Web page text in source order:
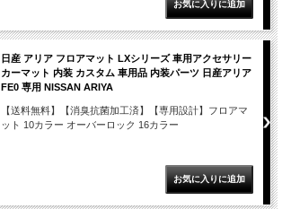
日産 アリア フロアマット LXシリーズ 車用アクセサリー
カーマット 内装 カスタム 車用品 内装パーツ 日産アリア
FE0 専用 NISSAN ARIYA
【送料無料】【消臭抗菌加工済】【専用設計】フロアマ
ット 10カラー オーバーロック 16カラー